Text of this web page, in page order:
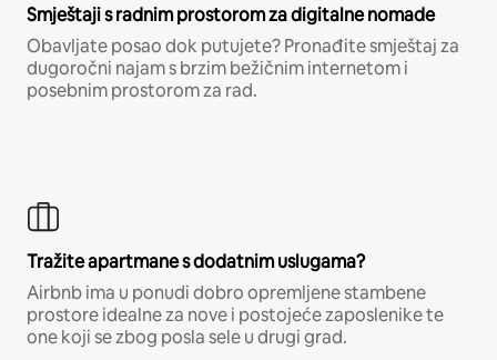
Smještaji s radnim prostorom za digitalne nomade
Obavljate posao dok putujete? Pronađite smještaj za
dugoročni najam s brzim bežičnim internetom i
posebnim prostorom za rad.
Tražite apartmane s dodatnim uslugama?
Airbnb ima u ponudi dobro opremljene stambene
prostore idealne za nove i postojeće zaposlenike te
one koji se zbog posla sele u drugi grad.